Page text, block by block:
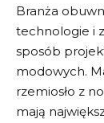
Branża
technologie i
sposób
modowych.
rzemiosło z
mają